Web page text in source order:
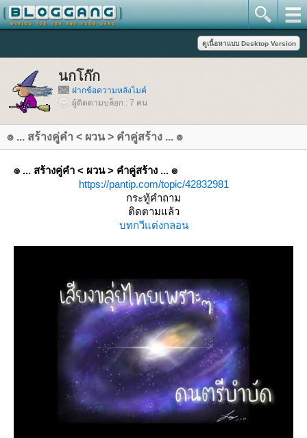
นกโก๊ก
ฝากข้อความหลังไมค์
ผู้ติดตามบล็อก : 7 คน
๏ ... สร้างคู่คำ < ผวน > คำคู่สร้าง ... ๏
๏ ... สร้างคู่คำ < ผวน > คำคู่สร้าง ... ๏
https://pantip.com/topic/42832981
กระทู้คำถาม
ติดตามแล้ว
บทกวีต่งกลอน